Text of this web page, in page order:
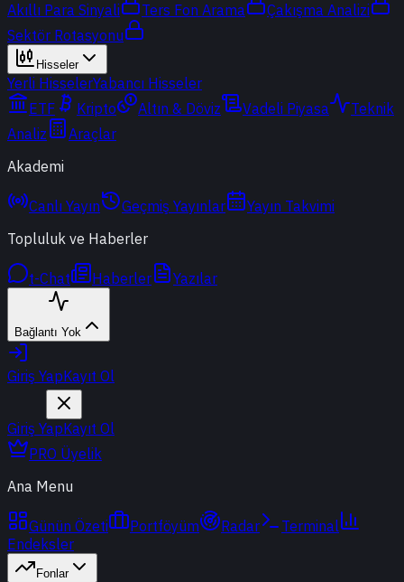
Akıllı Para Sinyali
Ters Fon Arama
Çakışma Analizi
Sektör Rotasyonu
Hisseler
Yerli HisselerYabancı Hisseler
ETF
Kripto Altın & Döviz Vadeli Piyasa
Teknik
Analiz
Araçlar
Akademi
Canlı Yayın Geçmiş Yayınlar
Yayın Takvimi
Topluluk ve Haberler
t-Chat Haberler Yazılar
Bağlantı Yok
Giriş YapKayıt Ol
Giriş YapKayıt Ol
PRO Üyelik
Ana Menu
Günün Özeti Portföyüm Radar
Terminal
Endeksler
Fonlar